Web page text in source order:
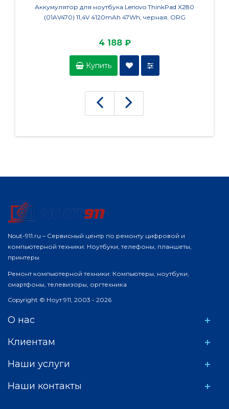
Аккумулятор для ноутбука Lenovo ThinkPad X280
(01AV470) 11,4V 4120mAh 47Wh, черная, ORG
4 188 ₽
Купить
Nout-911.ru – Сервисный центр по ремонту цифровой и
компьютерной техники: Ноутбуки, телефоны, планшеты,
принтеры
Ремонт компьютерной техники: Компьютеры, ноутбуки,
смартфоны, телевизоры, оргтехника
Copyright © Ноут 911, 2003 - 2026
О нас
Клиентам
Наши услуги
Наши контакты